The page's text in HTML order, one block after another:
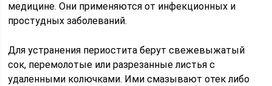
медицине. Они применяются от инфекционных и
простудных заболеваний.
Для устранения периостита берут свежевыжатый
сок, перемолотые или разрезанные листья с
удаленными колючками. Ими смазывают отек либо